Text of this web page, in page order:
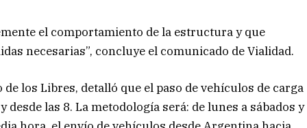
el comportamiento de la estructura y que
necesarias”, concluye el comunicado de Vialidad.
los Libres, detalló que el paso de vehículos de carga
las 8. La metodología será: de lunes a sábados y